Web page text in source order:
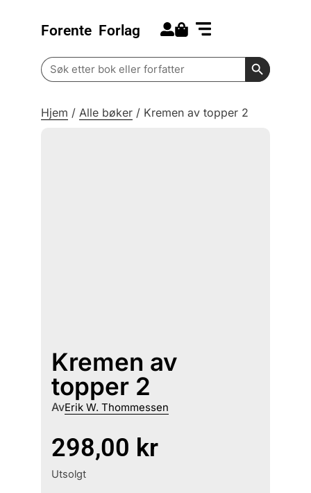
Forente Forlag
Search
for:
Search
Hjem / Alle bøker / Kremen av topper 2
Kremen av
topper 2
AvErik W. Thommessen
298,00 kr
Utsolgt